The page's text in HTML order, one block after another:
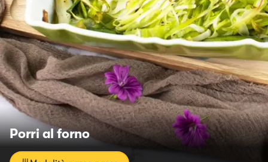
Porri al forno